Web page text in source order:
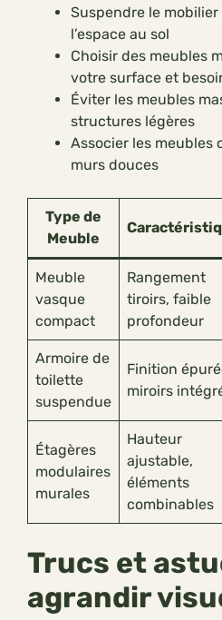
Suspendre le
l’espace au sol
Choisir des meubles
votre surface et
Éviter les meubles
structures légères
Associer les meubles
murs douces
Type de
Meuble
Meuble
vasque
compact
Rangement
tiroirs, faible
profondeur
Armoire de
toilette
suspendue
Finition
miroirs
Étagères
modulaires
murales
Hauteur
ajustable,
éléments
combinables
Trucs et
agrandir